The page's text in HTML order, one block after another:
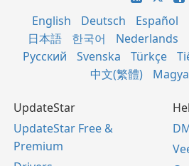
English Deutsch Español
日本語
한국어 Nederlands
Русский
Svenska Türkçe
中文(繁體)
UpdateStar
UpdateStar Free &
Premium